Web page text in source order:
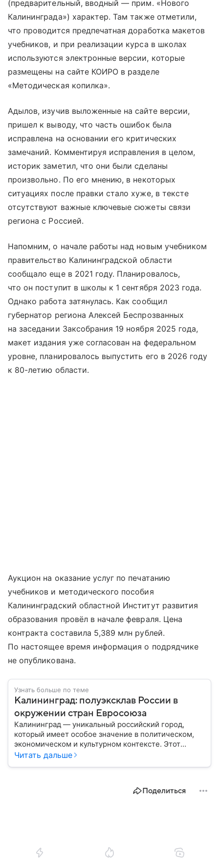
(предварительный, вводный — прим. «Нового
Калининграда») характер. Там также отметили,
что проводится предпечатная доработка макетов
учебников, и при реализации курса в школах
используются электронные версии, которые
размещены на сайте КОИРО в разделе
«Методическая копилка».
Адылов, изучив выложенные на сайте версии,
пришел к выводу, что часть ошибок была
исправлена на основании его критических
замечаний. Комментируя исправления в целом,
историк заметил, что они были сделаны
произвольно. По его мнению, в некоторых
ситуациях после правки стало хуже, в тексте
отсутствуют важные ключевые сюжеты связи
региона с Россией.
Напомним, о начале работы над новым учебником
правительство Калининградской области
сообщало еще в 2021 году. Планировалось,
что он поступит в школы к 1 сентября 2023 года.
Однако работа затянулась. Как сообщил
губернатор региона Алексей Беспрозванных
на заседании Заксобрания 19 ноября 2025 года,
макет издания уже согласован на федеральном
уровне, планировалось выпустить его в 2026 году
к 80-летию области.
Аукцион на оказание услуг по печатанию
учебников и методического пособия
Калининградский областной Институт развития
образования провёл в начале февраля. Цена
контракта составила 5,389 млн рублей.
По настоящее время информация о подрядчике
не опубликована.
Узнать больше по теме
Калининград: полуэксклав России в
окружении стран Евросоюза
Калининград — уникальный российский город,
который имеет особое значение в политическом,
экономическом и культурном контексте. Этот
город, расположенный в самом сердце Европы,
Читать дальше
Поделиться